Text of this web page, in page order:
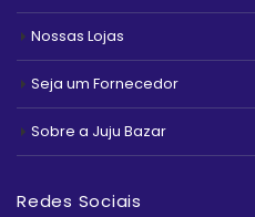
Nossas Lojas
Seja um Fornecedor
Sobre a Juju Bazar
Redes Sociais